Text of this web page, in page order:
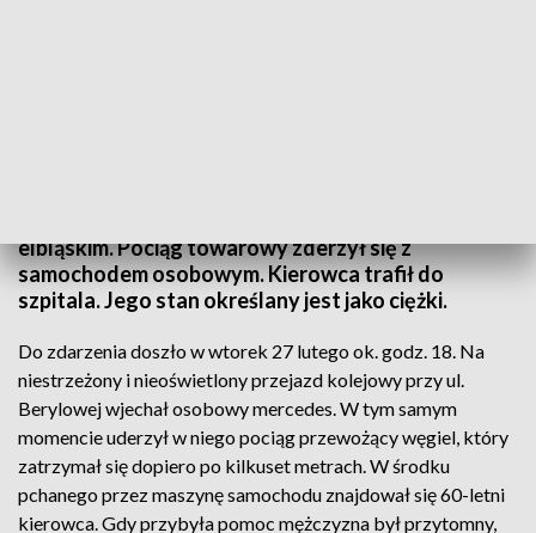
elbląskim. Pociąg towarowy zderzył się z
samochodem osobowym. Kierowca trafił do
szpitala. Jego stan określany jest jako ciężki.
Do zdarzenia doszło w wtorek 27 lutego ok. godz. 18. Na
niestrzeżony i nieoświetlony przejazd kolejowy przy ul.
Berylowej wjechał osobowy mercedes. W tym samym
momencie uderzył w niego pociąg przewożący węgiel, który
zatrzymał się dopiero po kilkuset metrach. W środku
pchanego przez maszynę samochodu znajdował się 60-letni
kierowca. Gdy przybyła pomoc mężczyzna był przytomny,